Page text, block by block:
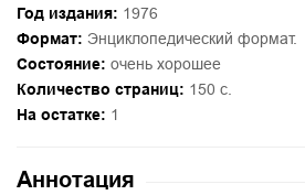
Год издания: 1976
Формат: Энциклопедический формат.
Состояние: очень хорошее
Количество страниц: 150 с.
На остатке: 1
Аннотация